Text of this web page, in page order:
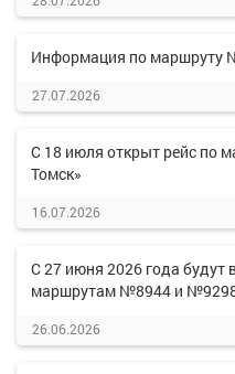
Информация по маршруту
27.07.2026
С 18 июля открыт рейс по
Томск»
16.07.2026
С 27 июня 2026 года будут
маршрутам №8944 и
26.06.2026